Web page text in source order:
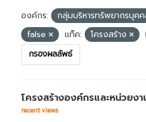
องค์กร: กลุ่มบริหารทรัพยากรบุค
false
แท็ค: โครงสร้าง
กรองผลลัพธ์
โครงสร้างองค์กรและหน่วยงา
recent views